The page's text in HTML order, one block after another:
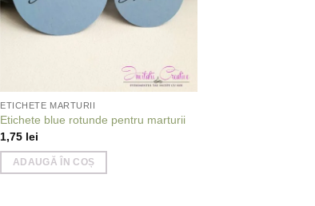
ETICHETE MARTURII
Etichete blue rotunde pentru marturii
1,75 lei
ADAUGĂ ÎN COȘ